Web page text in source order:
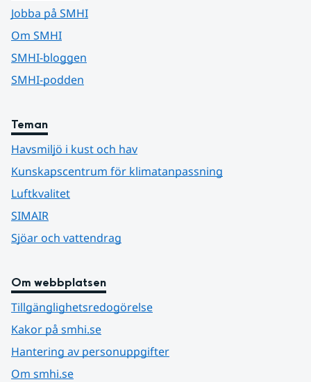
Jobba på SMHI
Om SMHI
SMHI-bloggen
SMHI-podden
Teman
Havsmiljö i kust och hav
Kunskapscentrum för klimatanpassning
Luftkvalitet
SIMAIR
Sjöar och vattendrag
Om webbplatsen
Tillgänglighetsredogörelse
Kakor på smhi.se
Hantering av personuppgifter
Om smhi.se